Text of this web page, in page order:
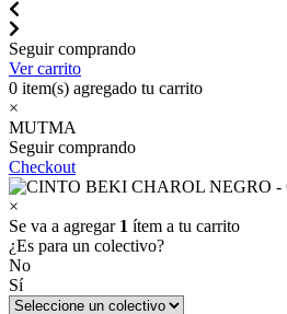
Seguir comprando
Ver carrito
0 item(s) agregado tu carrito
×
MUTMA
Seguir comprando
Checkout
×
Se va a agregar 1 ítem a tu carrito
¿Es para un colectivo?
No
Sí